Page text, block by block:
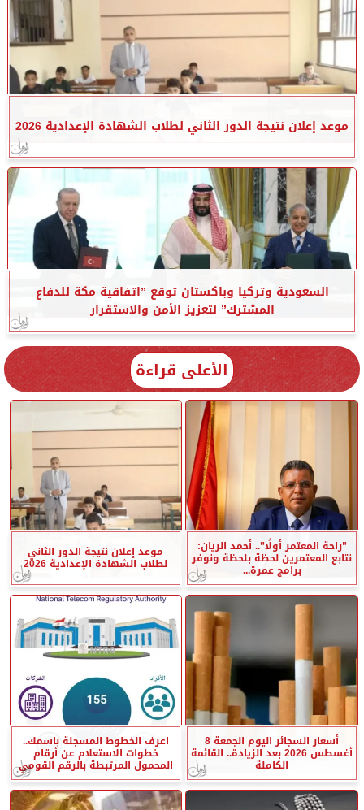
موعد إعلان نتيجة الدور الثاني لطلاب الشهادة الإعدادية 2026
السعودية وتركيا وباكستان توقع ”اتفاقية مكة للدفاع
المشترك” لتعزيز الأمن والاستقرار
الأعلى قراءة
”راحة المعتمر أولًا”.. أحمد الريان:
نتابع المعتمرين لحظة بلحظة ونوفر
برامج عمرة...
موعد إعلان نتيجة الدور الثاني
لطلاب الشهادة الإعدادية 2026
أسعار السجائر اليوم الجمعة 8
أغسطس 2026 بعد الزيادة.. القائمة
الكاملة
اعرف الخطوط المسجلة باسمك..
خطوات الاستعلام عن أرقام
المحمول المرتبطة بالرقم القومي